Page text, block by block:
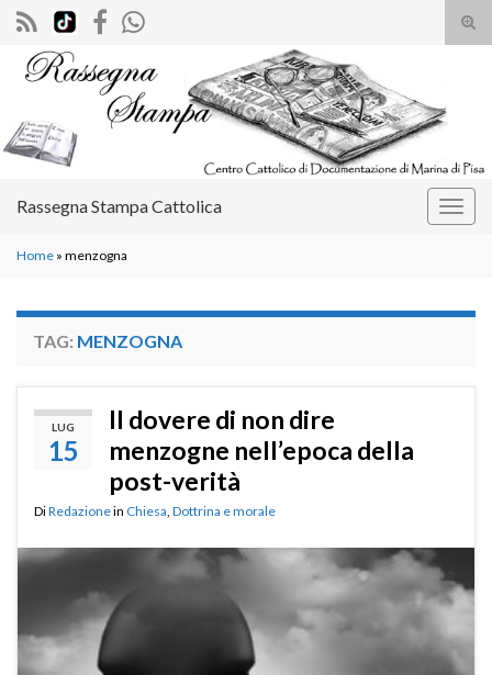
il
Search for:
Rassegna Stampa Cattolica
Home » menzogna
TAG: MENZOGNA
LUG
15
Il dovere di non dire
menzogne nell’epoca della
post-verità
DiRedazionein Chiesa Dottrina e morale